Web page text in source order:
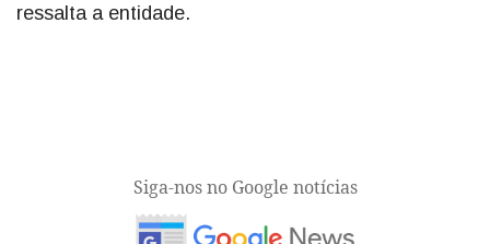
ressalta a entidade.
Siga-nos no Google notícias